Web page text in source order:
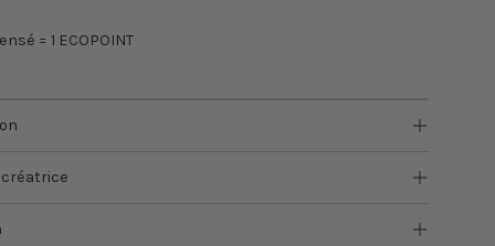
= 1 ECOPOINT
créatrice